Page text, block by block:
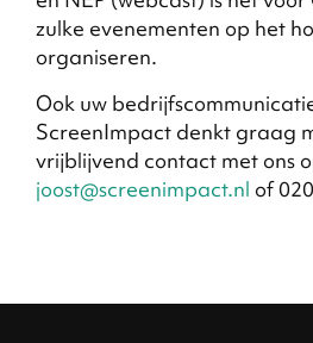
zulke evenementen op het
organiseren.
Ook uw
ScreenImpact denkt graag
vrijblijvend contact met ons
joost@screenimpact.nl of